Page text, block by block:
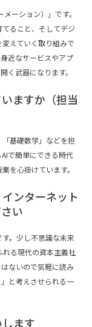
ーション）」です。
ること、そしてデジ
えていく取り組みで
近なサービスやアプ
く武器になります。
ますか（担当
基礎数学」などを担
で簡単にできる時代
を心掛けています。
ンターネット
い
。少し不思議な未来
れる現代の資本主義社
ないので気軽に読み
と考えさせられる一
ます